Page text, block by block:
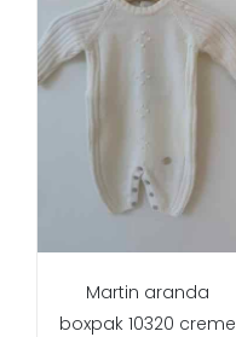
Martin aranda
boxpak 10320 creme